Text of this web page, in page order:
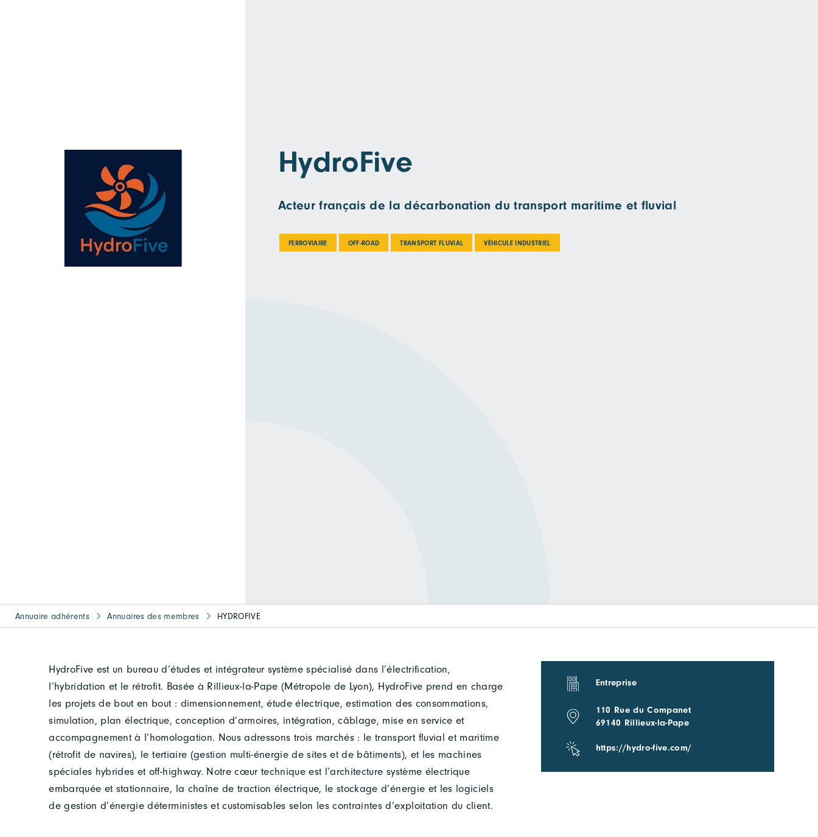
HydroFive
Acteur français de la décarbonation du transport maritime et fluvial
FERROVIAIRE OFF-ROAD TRANSPORT FLUVIAL VÉHICULE INDUSTRIEL
Annuaire adhérents Annuaires des membres HYDROFIVE
HydroFive est un bureau d’études et intégrateur système spécialisé dans l’électrification,
l’hybridation et le rétrofit. Basée à Rillieux-la-Pape (Métropole de Lyon), HydroFive prend en charge
les projets de bout en bout : dimensionnement, étude électrique, estimation des consommations,
simulation, plan électrique, conception d’armoires, intégration, câblage, mise en service et
accompagnement à l’homologation. Nous adressons trois marchés : le transport fluvial et maritime
(rétrofit de navires), le tertiaire (gestion multi-énergie de sites et de bâtiments), et les machines
spéciales hybrides et off-highway. Notre cœur technique est l’architecture système électrique
embarquée et stationnaire, la chaîne de traction électrique, le stockage d’énergie et les logiciels
de gestion d’énergie déterministes et customisables selon les contraintes d’exploitation du client.
Entreprise
110 Rue du Companet
69140 Rillieux-la-Pape
https://hydro-five.com/